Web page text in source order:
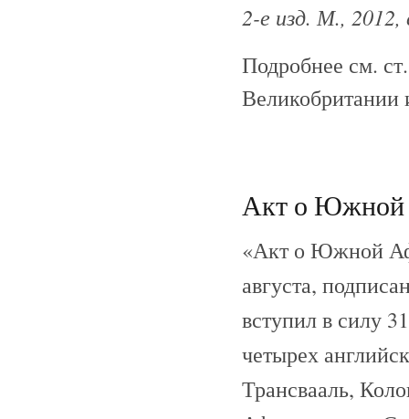
2-е изд. М., 2012,
Подробнее см.
Акт о Южной
«Акт о Южной
августа,
вступил в силу
четырех
Трансвааль,